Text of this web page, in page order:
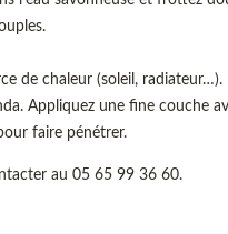
de chaleur (soleil, radiateur…).
Appliquez une fine couche
faire pénétrer.
au 05 65 99 36 60.